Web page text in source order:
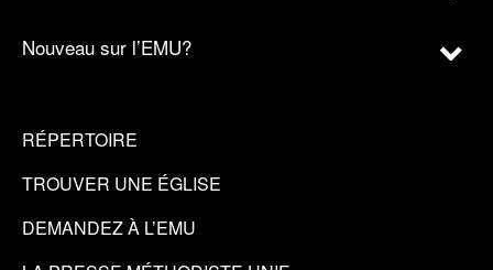
Nouveau sur l’EMU?
RÉPERTOIRE
TROUVER UNE ÉGLISE
DEMANDEZ À L’EMU